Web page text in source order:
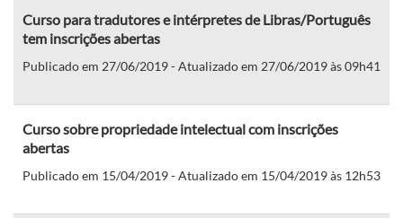
Curso para tradutores e intérpretes de Libras/Português
tem inscrições abertas
Publicado em 27/06/2019 - Atualizado em 27/06/2019 às 09h41
Curso sobre propriedade intelectual com inscrições
abertas
Publicado em 15/04/2019 - Atualizado em 15/04/2019 às 12h53